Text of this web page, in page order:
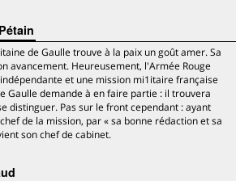
de Gaulle trouve à la paix un goût amer. Sa
avancement. Heureusement, l'Armée Rouge
et une mission mi1itaire française
Gaulle demande à en faire partie : il trouvera
distinguer. Pas sur le front cependant : ayant
de la mission, par « sa bonne rédaction et sa
son chef de cabinet.